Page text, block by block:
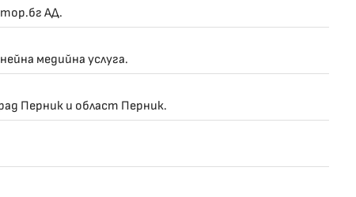
АД.
медийна услуга.
Перник и област Перник.